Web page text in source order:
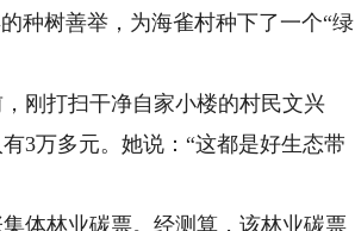
种树善举，为海雀村种下了一个“绿
刚打扫干净自家小楼的村民文兴
3万多元。她说：“这都是好生态带
体林业碳票。经测算，该林业碳票